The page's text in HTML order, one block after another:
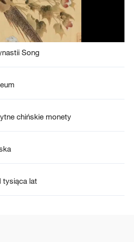
Song
chińskie monety
tysiąca lat